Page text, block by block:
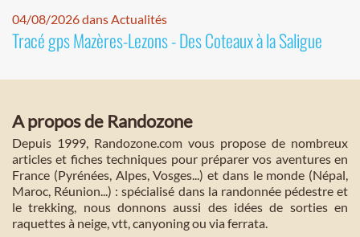
04/08/2026 dans Actualités
Tracé gps Mazères-Lezons - Des Coteaux à la Saligue
A propos de Randozone
Depuis 1999, Randozone.com vous propose de nombreux
articles et fiches techniques pour préparer vos aventures en
France (Pyrénées, Alpes, Vosges...) et dans le monde (Népal,
Maroc, Réunion...) : spécialisé dans la randonnée pédestre et
le trekking, nous donnons aussi des idées de sorties en
raquettes à neige, vtt, canyoning ou via ferrata.